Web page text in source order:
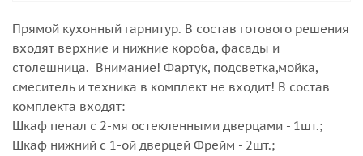
Прямой кухонный гарнитур. В состав готового решения
входят верхние и нижние короба, фасады и
столешница. Внимание! Фартук, подсветка,мойка,
смеситель и техника в комплект не входит! В состав
комплекта входят:
Шкаф пенал с 2-мя остекленными дверцами - 1шт.;
Шкаф нижний с 1-ой дверцей Фрейм - 2шт.;